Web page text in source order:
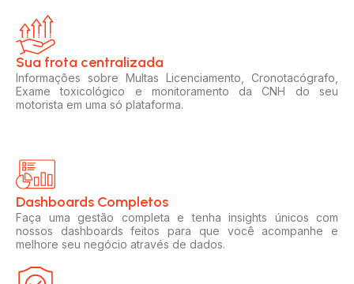
Sua frota centralizada​
Informações sobre Multas Licenciamento, Cronotacógrafo,
Exame toxicológico e monitoramento da CNH do seu
motorista em uma só plataforma.
Dashboards Completos​​
Faça uma gestão completa e tenha insights únicos com
nossos dashboards feitos para que você acompanhe e
melhore seu negócio através de dados.